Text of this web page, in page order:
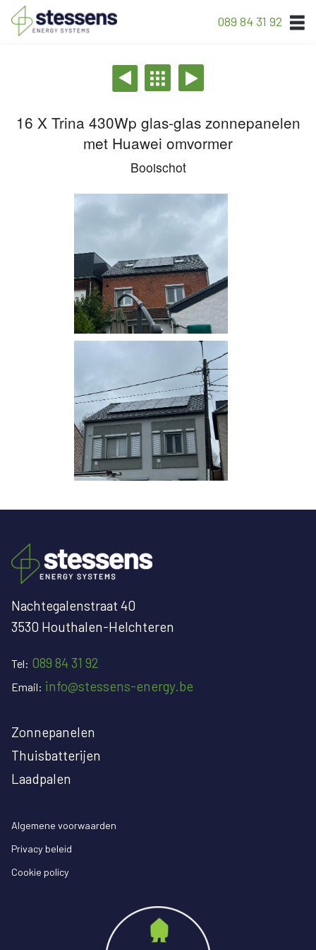
089 84 31 92
16 X Trina 430Wp glas-glas zonnepanelen
met Huawei omvormer
Booischot
Nachtegalenstraat 40
3530 Houthalen-Helchteren
Tel: 089 84 31 92
Email: info@stessens-energy.be
Zonnepanelen
Thuisbatterijen
Laadpalen
Algemene voorwaarden
Privacy beleid
Cookie policy